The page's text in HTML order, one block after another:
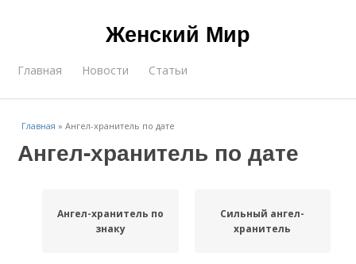
Женский Мир
Главная Новости Статьи
Главная »Ангел-хранитель по дате
Ангел-хранитель по дате
Ангел-хранитель по
знаку
Сильный ангел-
хранитель